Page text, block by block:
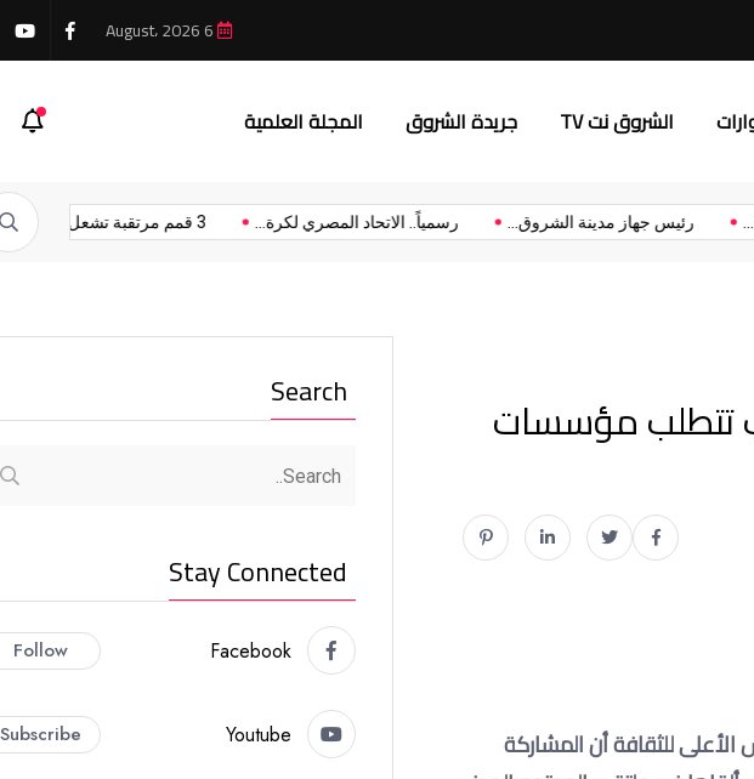
الشروق نت TV جريدة الشروق المجلة العلمية
3 قمم مرتقبة تشعل... رسمياً.. الاتحاد المصري لكرة... رئيس جهاز مدينة الشروق...
تتطلب مؤسسات
الأعلى للثقافة أن المشاركة
Search
Stay Connected
Facebook
Follow
Youtube
Subscribe